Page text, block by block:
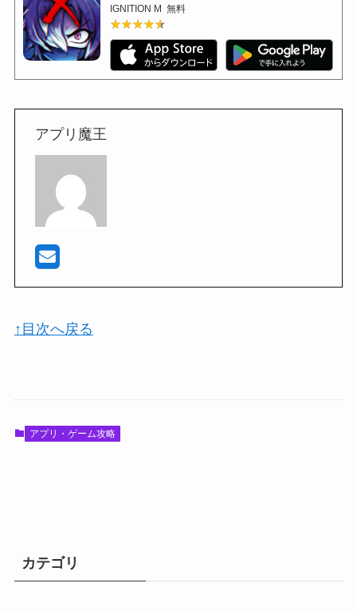
IGNITION M 無料
★★★★★
★★★★★
アプリ魔王
↑目次へ戻る
アプリ・ゲーム攻略
カテゴリ